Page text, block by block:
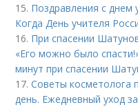
15. Поздравления с днем
Когда День учителя
16. При спасении
«Его можно было
минут при спасении
17.Советы косметолога
день. Ежедневный уход